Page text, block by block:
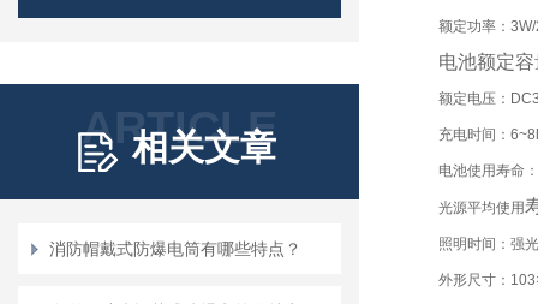
ARTICLE
相关文章
消防帽戴式防爆电筒有哪些特点？
额定功率：
电池额定
额定电压：
充电时间：
电池使用寿命
光源平均使用
照明时间：强
外形尺寸：